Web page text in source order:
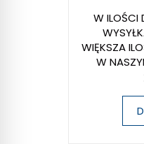
W ILOŚCI
WIĘKSZA
W